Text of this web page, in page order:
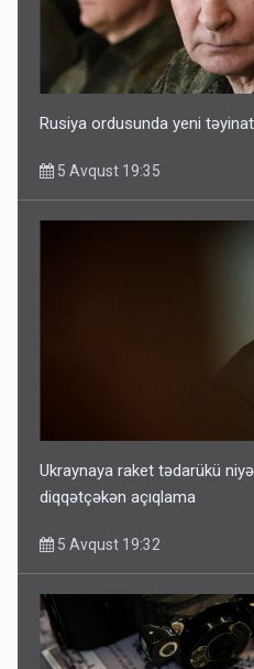
Rusiya ordusunda yeni
5 Avqust 19:35
Ukraynaya raket tədarükü
diqqətçəkən açıqlama
5 Avqust 19:32